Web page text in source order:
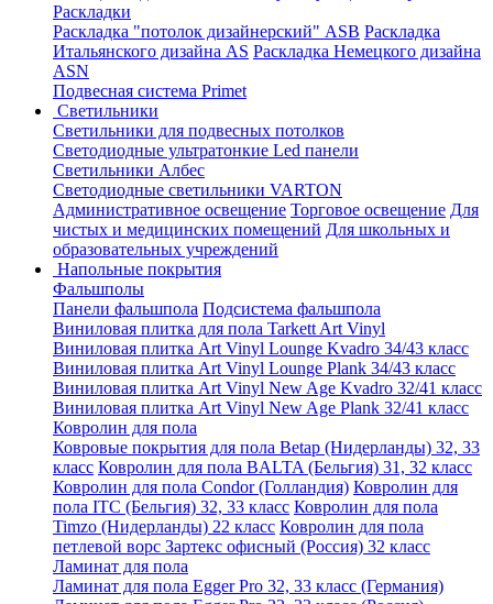
Раскладки
Раскладка "потолок дизайнерский" ASB Раскладка
Итальянского дизайна AS Раскладка Немецкого дизайна
АSN
Подвесная система Primet
Светильники
Светильники для подвесных потолков
Светодиодные ультратонкие Led панели
Светильники Албес
Светодиодные светильники VARTON
Административное освещение Торговое освещение Для
чистых и медицинских помещений Для школьных и
образовательных учреждений
Напольные покрытия
Фальшполы
Панели фальшпола Подсистема фальшпола
Виниловая плитка для пола Tarkett Art Vinyl
Виниловая плитка Art Vinyl Lounge Kvadro 34/43 класс
Виниловая плитка Art Vinyl Lounge Plank 34/43 класс
Виниловая плитка Art Vinyl New Age Kvadro 32/41 класс
Виниловая плитка Art Vinyl New Age Plank 32/41 класс
Ковролин для пола
Ковровые покрытия для пола Betap (Нидерланды) 32, 33
класс Ковролин для пола BALTA (Бельгия) 31, 32 класс
Ковролин для пола Condor (Голландия) Ковролин для
пола ITC (Бельгия) 32, 33 класс Ковролин для пола
Timzo (Нидерланды) 22 класс Ковролин для пола
петлевой ворс Зартекс офисный (Россия) 32 класс
Ламинат для пола
Ламинат для пола Egger Pro 32, 33 класс (Германия)